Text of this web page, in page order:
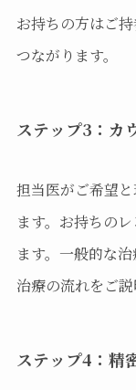
お持ちの方はご
つながります。
ステップ3：カ
担当医がご希望
ます。お持ちの
ます。一般的な
治療の流れをご説
ステップ4：精